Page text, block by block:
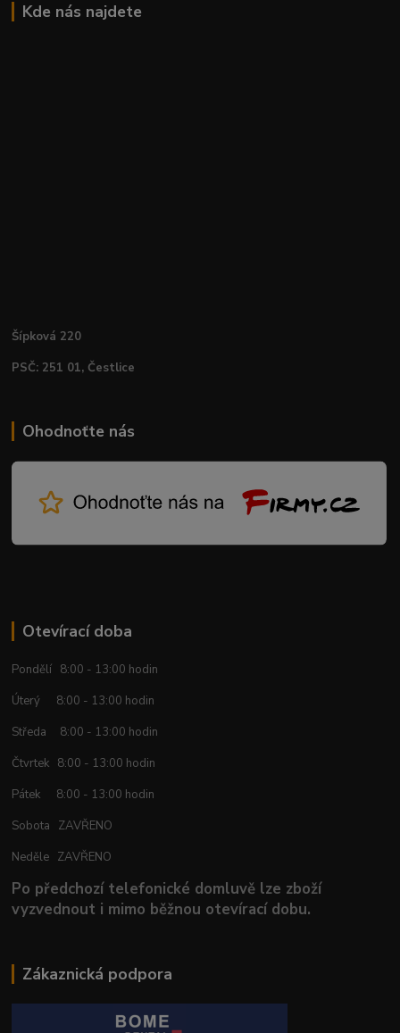
Kde nás najdete
Šípková 220
PSČ: 251 01, Čestlice
Ohodnoťte nás
Otevírací doba
Pondělí 8:00 - 13:00 hodin
Úterý 8:00 - 13:00 hodin
Středa 8:00 - 13:00 hodin
Čtvrtek 8:00 - 13:00 hodin
Pátek 8:00 - 13:00 hodin
Sobota ZAVŘENO
Neděle ZAVŘENO
Po předchozí telefonické domluvě lze zboží
vyzvednout i mimo běžnou otevírací dobu.
Zákaznická podpora